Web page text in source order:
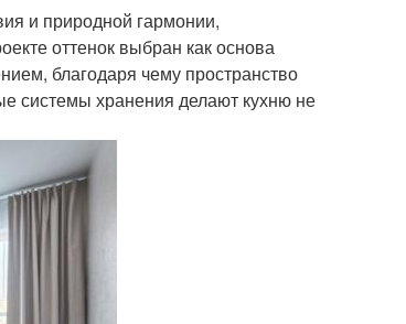
и природной гармонии,
оттенок выбран как основа
благодаря чему пространство
системы хранения делают кухню не